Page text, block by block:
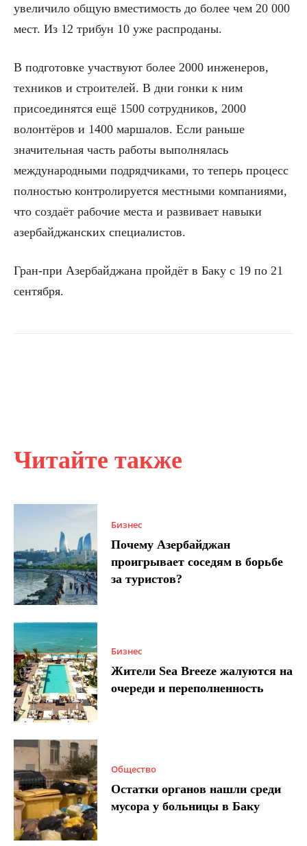
Читайте также
Бизнес
Почему Азербайджан
проигрывает соседям в борьбе
за туристов?
Бизнес
Жители Sea Breeze жалуются на
очереди и переполненность
Общество
Остатки органов нашли среди
мусора у больницы в Баку
увеличило общую вместимость до более чем 20 000
мест. Из 12 трибун 10 уже распроданы.
В подготовке участвуют более 2000 инженеров,
техников и строителей. В дни гонки к ним
присоединятся ещё 1500 сотрудников, 2000
волонтёров и 1400 маршалов. Если раньше
значительная часть работы выполнялась
международными подрядчиками, то теперь процесс
полностью контролируется местными компаниями,
что создаёт рабочие места и развивает навыки
азербайджанских специалистов.
Гран-при Азербайджана пройдёт в Баку с 19 по 21
сентября.